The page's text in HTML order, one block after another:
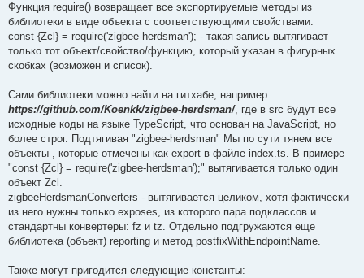
Функция require() возвращает все экспортируемые методы из
библиотеки в виде объекта с соответствующими свойствами.
const {Zcl} = require('zigbee-herdsman'); - такая запись вытягивает
только тот объект/свойство/функцию, который указан в фигурных
скобках (возможен и список).
Сами библиотеки можно найти на гитхабе, например
https://github.com/Koenkk/zigbee-herdsman/, где в src будут все
исходные коды на языке TypeScript, что основан на JavaScript, но
более строг. Подтягивая "zigbee-herdsman" Мы по сути тянем все
объекты , которые отмечены как export в файле index.ts. В примере
"const {Zcl} = require('zigbee-herdsman');" вытягивается только один
объект Zcl.
zigbeeHerdsmanConverters - вытягивается целиком, хотя фактически
из него нужны только exposes, из которого пара подклассов и
стандартны конвертеры: fz и tz. Отдельно подгружаются еще
библиотека (объект) reporting и метод postfixWithEndpointName.
Также могут пригодится следующие константы: